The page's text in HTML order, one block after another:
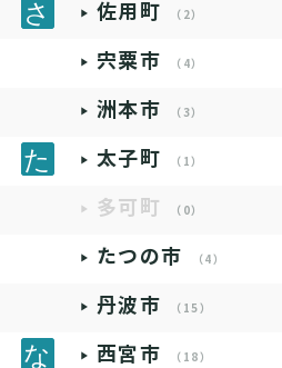
佐用町 （2）
宍粟市 （4）
洲本市 （3）
太子町 （1）
多可町 （0）
たつの市 （4）
丹波市 （15）
西宮市 （18）